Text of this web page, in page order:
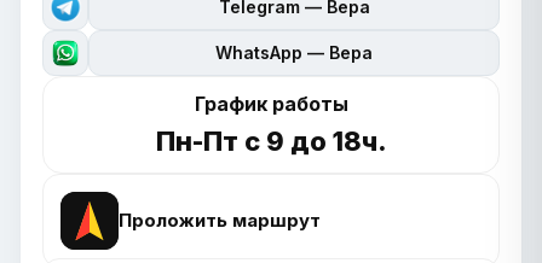
Telegram — Вера
WhatsApp — Вера
График работы
Пн-Пт с 9 до 18ч.
Проложить маршрут